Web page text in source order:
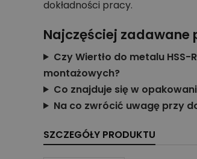
dokładności pracy.
Najczęściej
Czy Wiertło do metalu
montażowych?
Co znajduje się w
Na co zwrócić uwagę przy
SZCZEGÓŁY PRODUKTU